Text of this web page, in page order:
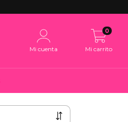
Mi cuenta Mi carrito
0